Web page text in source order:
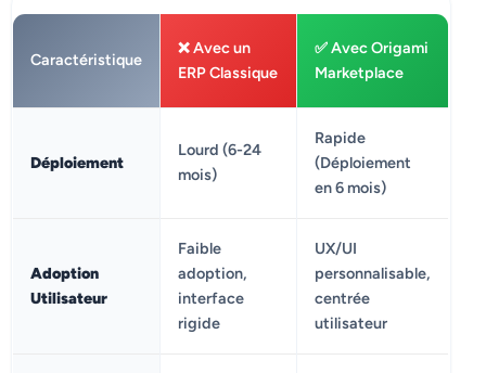
Caractéristique
❌ Avec un
ERP Classique
✅ Avec Origami
Marketplace
Déploiement
Lourd (6-24
mois)
Rapide
(Déploiement
en 6 mois)
Adoption
Utilisateur
Faible
adoption,
interface
rigide
UX/UI
personnalisable,
centrée
utilisateur